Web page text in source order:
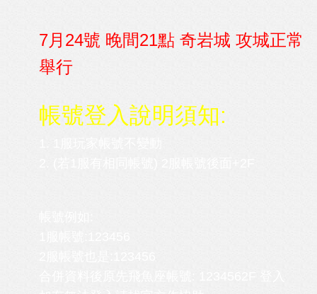
7月24號 晚間21點 奇岩城 攻城正常
舉行
帳號登入說明須知: